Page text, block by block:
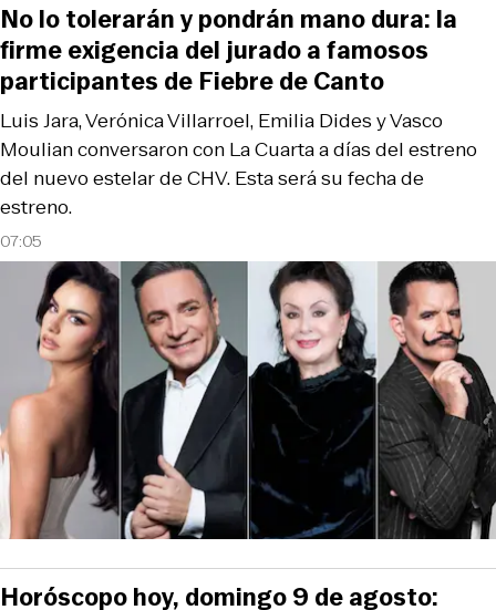
07:05
Luis Jara, Verónica Villarroel, Emilia Dides y Vasco
Moulian conversaron con La Cuarta a días del estreno
del nuevo estelar de CHV. Esta será su fecha de
estreno.
No lo tolerarán y pondrán mano dura: la
firme exigencia del jurado a famosos
participantes de Fiebre de Canto
Horóscopo hoy, domingo 9 de agosto: